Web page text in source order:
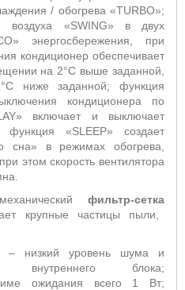
/ обогрева «TURBO»;
воздуха «SWING» в двух
» энергосбережения, при
кондиционер обеспечивает
на 2°С выше заданной,
ниже заданной; функция
кондиционера по
» включает и выключает
функция «SLEEP» создает
сна» в режимах обогрева,
этом скорость вентилятора
фильтр-сетка
крупные частицы пыли,
– низкий уровень шума и
внутреннего блока;
ожидания всего 1 Вт;